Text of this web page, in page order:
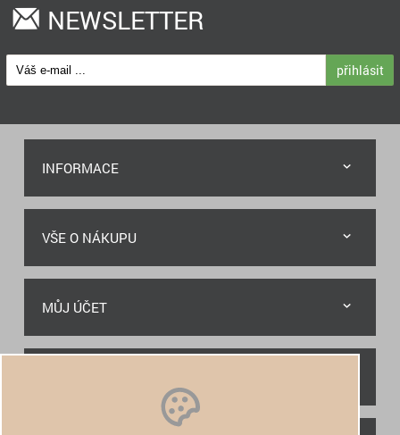
NEWSLETTER
přihlásit
INFORMACE
VŠE O NÁKUPU
MŮJ ÚČET